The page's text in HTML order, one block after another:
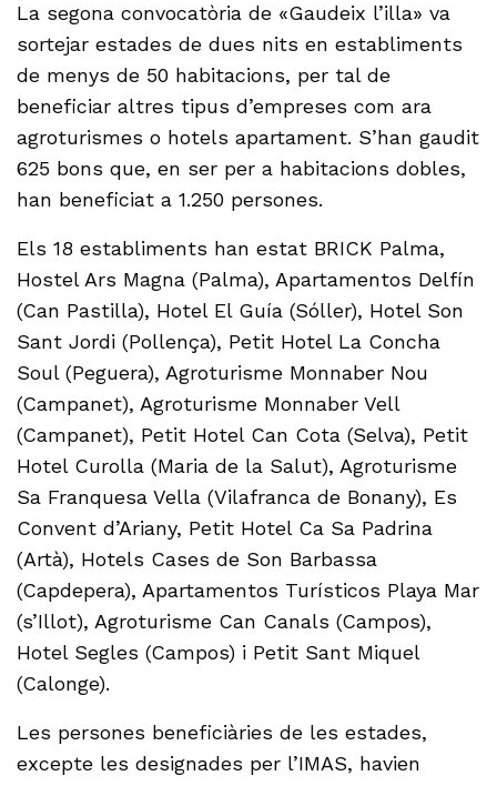
La segona convocatòria de «Gaudeix l’illa» va
sortejar estades de dues nits en establiments
de menys de 50 habitacions, per tal de
beneficiar altres tipus d’empreses com ara
agroturismes o hotels apartament. S’han gaudit
625 bons que, en ser per a habitacions dobles,
han beneficiat a 1.250 persones.
Els 18 establiments han estat BRICK Palma,
Hostel Ars Magna (Palma), Apartamentos Delfín
(Can Pastilla), Hotel El Guía (Sóller), Hotel Son
Sant Jordi (Pollença), Petit Hotel La Concha
Soul (Peguera), Agroturisme Monnaber Nou
(Campanet), Agroturisme Monnaber Vell
(Campanet), Petit Hotel Can Cota (Selva), Petit
Hotel Curolla (Maria de la Salut), Agroturisme
Sa Franquesa Vella (Vilafranca de Bonany), Es
Convent d’Ariany, Petit Hotel Ca Sa Padrina
(Artà), Hotels Cases de Son Barbassa
(Capdepera), Apartamentos Turísticos Playa Mar
(s’Illot), Agroturisme Can Canals (Campos),
Hotel Segles (Campos) i Petit Sant Miquel
(Calonge).
Les persones beneficiàries de les estades,
excepte les designades per l’IMAS, havien